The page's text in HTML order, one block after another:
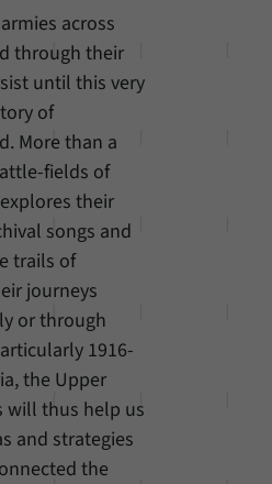
across
through their
until this very
of
More than a
fields of
their
songs and
trails of
journeys
or through
1916-
the Upper
will thus help us
and strategies
the